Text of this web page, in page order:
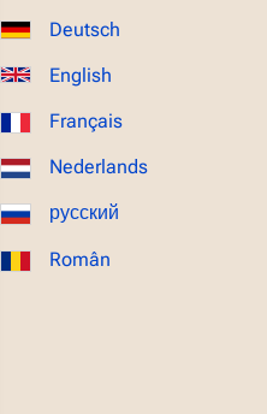
Deutsch
English
Français
Nederlands
русский
Român